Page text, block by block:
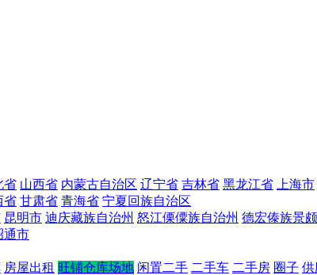
省 山西省 内蒙古自治区 辽宁省 吉林省 黑龙江省 上海市
省 甘肃省 青海省 宁夏回族自治区
昆明市 迪庆藏族自治州 怒江傈僳族自治州 德宏傣族景
通市
房屋出租 旺铺仓库场地 闲置二手 二手车 二手房 圈子 供